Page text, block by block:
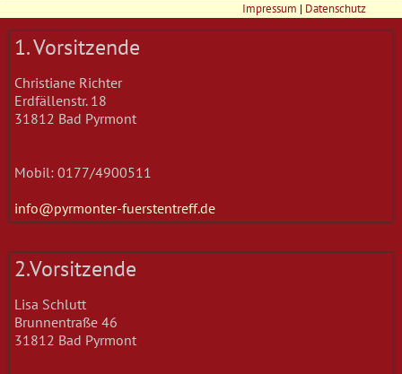
Impressum | Datenschutz
1. Vorsitzende
Christiane Richter
Erdfällenstr. 18
31812 Bad Pyrmont
Mobil: 0177/4900511
info@pyrmonter-fuerstentreff.de
2.Vorsitzende
Lisa Schlutt
Brunnentraße 46
31812 Bad Pyrmont